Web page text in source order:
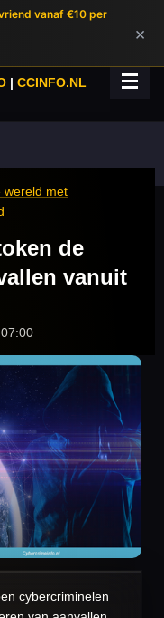
vanaf €10 per
×
| CCINFO.NL
wereld met
de
vanuit
cybercriminelen